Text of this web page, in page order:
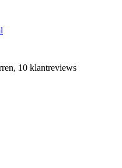
10 klantreviews